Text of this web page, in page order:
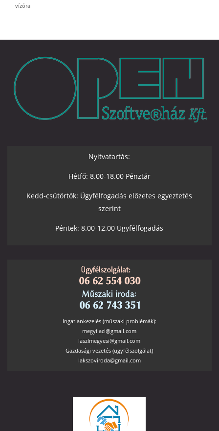
vízóra
Nyitvatartás:
Hétfő: 8.00-18.00 Pénztár
Kedd-csütörtök: Ügyfélfogadás előzetes egyeztetés
szerint
Péntek: 8.00-12.00 Ügyfélfogadás
Ingatlankezelés (műszaki problémák):
megyilaci@gmail.com
laszlmegyesi@gmail.com
Gazdasági vezetés (ügyfélszolgálat)
lakszoviroda@gmail.com